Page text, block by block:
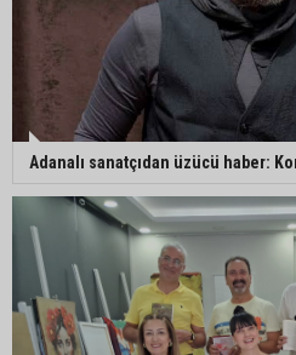
Adanalı sanatçıdan üzücü haber: